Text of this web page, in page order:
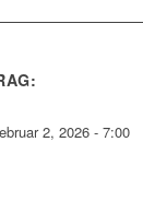
2, 2026 - 7:00